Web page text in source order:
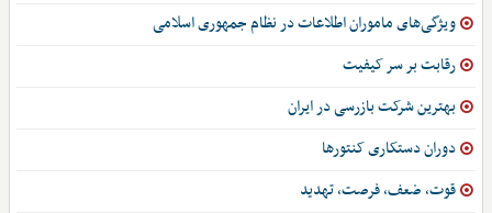
ویژگی‌های ماموران اطلاعات در نظام جمهوری اسلامی
رقابت بر سر کیفیت
بهترین شرکت بازرسی در ایران
دوران دستکاری کنتورها
قوت، ضعف، فرصت، تهدید